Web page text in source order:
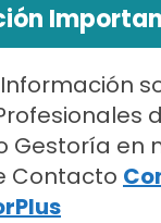
Gestoría en
Contacto